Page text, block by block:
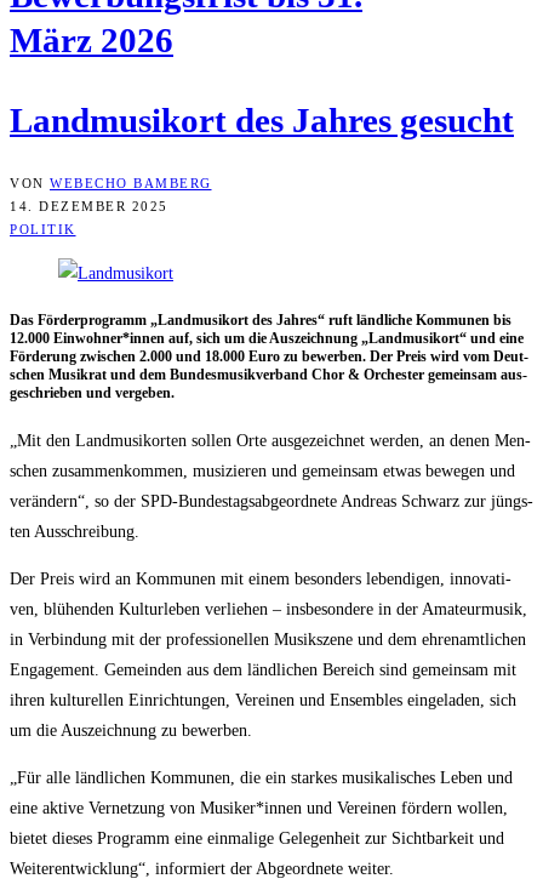
März 2026
Land­mu­si­kort des Jah­res gesucht
VON WEBECHO BAMBERG
14. DEZEMBER 2025
POLITIK
Das För­der­pro­gramm „Land­mu­si­kort des Jah­res“ ruft länd­li­che Kom­mu­nen bis
12.000 Einwohner*innen auf, sich um die Aus­zeich­nung „Land­mu­si­kort“ und eine
För­de­rung zwi­schen 2.000 und 18.000 Euro zu bewer­ben. Der Preis wird vom Deut­
schen Musik­rat und dem Bun­des­mu­sik­ver­band Chor & Orches­ter gemein­sam aus­
ge­schrie­ben und vergeben.
„Mit den Land­mu­si­kor­ten sol­len Orte aus­ge­zeich­net wer­den, an denen Men­
schen zusam­men­kom­men, musi­zie­ren und gemein­sam etwas bewe­gen und
ver­än­dern“, so der SPD-Bun­des­tags­ab­ge­ord­ne­te Andre­as Schwarz zur jüngs­
ten Ausschreibung.
Der Preis wird an Kom­mu­nen mit einem beson­ders leben­di­gen, inno­va­ti­
ven, blü­hen­den Kul­tur­le­ben ver­lie­hen – ins­be­son­de­re in der Ama­teur­mu­sik,
in Ver­bin­dung mit der pro­fes­sio­nel­len Musik­sze­ne und dem ehren­amt­li­chen
Enga­ge­ment. Gemein­den aus dem länd­li­chen Bereich sind gemein­sam mit
ihren kul­tu­rel­len Ein­rich­tun­gen, Ver­ei­nen und Ensem­bles ein­ge­la­den, sich
um die Aus­zeich­nung zu bewerben.
„Für alle länd­li­chen Kom­mu­nen, die ein star­kes musi­ka­li­sches Leben und
eine akti­ve Ver­net­zung von Musiker*innen und Ver­ei­nen för­dern wol­len,
bie­tet die­ses Pro­gramm eine ein­ma­li­ge Gele­gen­heit zur Sicht­bar­keit und
Wei­ter­ent­wick­lung“, infor­miert der Abge­ord­ne­te weiter.